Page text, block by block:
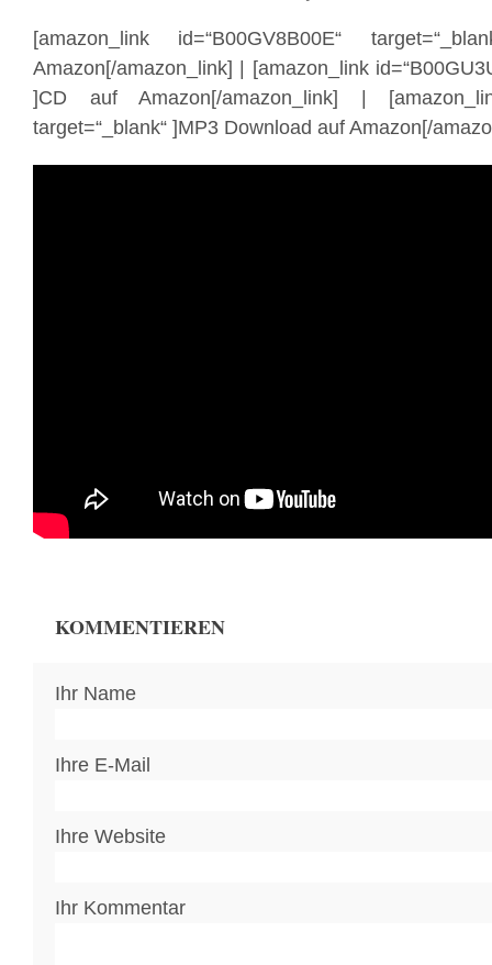
[amazon_link id=“B00GV8B00E“
Amazon[/amazon_link] | [amazon_link
]CD auf Amazon[/amazon_link] |
target=“_blank“ ]MP3 Download auf Amazon[/
KOMMENTIEREN
Ihr Name
Ihre E-Mail
Ihre Website
Ihr Kommentar